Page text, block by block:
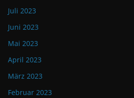
Juli 2023
Juni 2023
Mai 2023
April 2023
März 2023
Februar 2023